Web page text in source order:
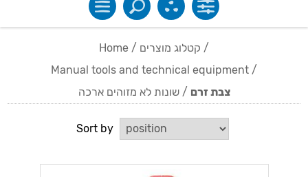
Home / קטלוג מוצרים /
Manual tools and technical equipment /
שונות לא מזוהים ארכה / צבת זרם
Sort by